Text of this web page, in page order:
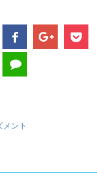
メント